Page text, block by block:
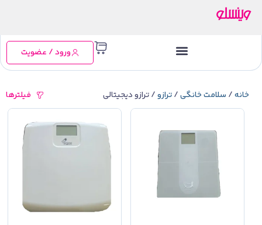
ورود / عضویت
خانه/ سلامت خانگی/ترازو/ ترازو دیجیتالی فیلترها